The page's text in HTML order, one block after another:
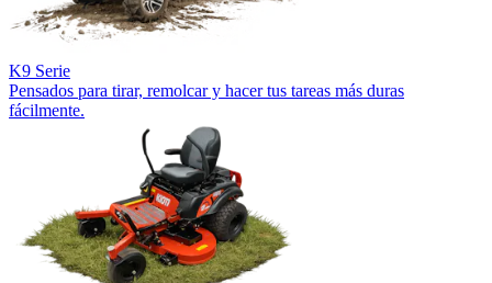
K9 Serie
Pensados para tirar, remolcar y hacer tus tareas más duras
fácilmente.